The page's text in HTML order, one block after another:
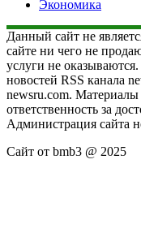
Экономика
Данный сайт не
сайте ни чего не
услуги не
новостей RSS канала
newsru.com.
ответственность за
Администрация сайта
Сайт от bmb3 @ 2025